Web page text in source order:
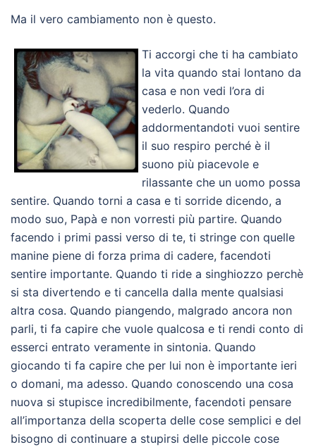
Ma il vero cambiamento non è questo.
Ti accorgi che ti ha cambiato
la vita quando stai lontano da
casa e non vedi l’ora di
vederlo. Quando
addormentandoti vuoi sentire
il suo respiro perché è il
suono più piacevole e
rilassante che un uomo possa
sentire. Quando torni a casa e ti sorride dicendo, a
modo suo, Papà e non vorresti più partire. Quando
facendo i primi passi verso di te, ti stringe con quelle
manine piene di forza prima di cadere, facendoti
sentire importante. Quando ti ride a singhiozzo perchè
si sta divertendo e ti cancella dalla mente qualsiasi
altra cosa. Quando piangendo, malgrado ancora non
parli, ti fa capire che vuole qualcosa e ti rendi conto di
esserci entrato veramente in sintonia. Quando
giocando ti fa capire che per lui non è importante ieri
o domani, ma adesso. Quando conoscendo una cosa
nuova si stupisce incredibilmente, facendoti pensare
all’importanza della scoperta delle cose semplici e del
bisogno di continuare a stupirsi delle piccole cose